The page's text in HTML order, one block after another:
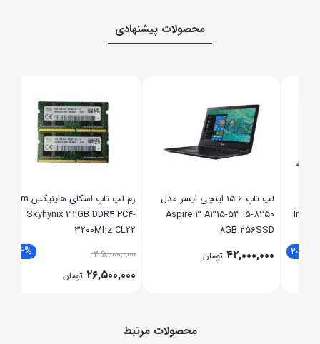
محصولات پیشنهادی
لپ تاپ 15.6 اینچی ایسر مدل
Aspire 3 A315-53 I5-8250
8GB 256SSD
۴۲,۰۰۰,۰۰۰ تومان
رم لپ تاپ اسکای هاینیکس Ram
Skyhynix 32GB DDR4 PC4-
3200Mhz CL22
24% ۳۵,۰۰۰,۰۰۰
۲۶,۵۰۰,۰۰۰ تومان
محصولات مرتبط